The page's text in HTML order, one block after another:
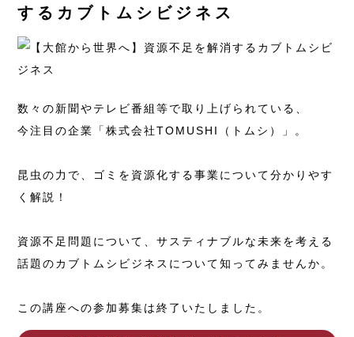
するカブトムシビジネス
数々の新聞やテレビ番組等で取り上げられている、
今注⽬の企業「株式会社TOMUSHI（トムシ）」。
昆⾍の⼒で、ゴミを資源化する事業について分かりやす
く解説！
資源不⾜問題について、サスティナブルな未来を考える
話題のカブトムシビジネスについて知ってみませんか。
この講座への参加募集は終了いたしました。